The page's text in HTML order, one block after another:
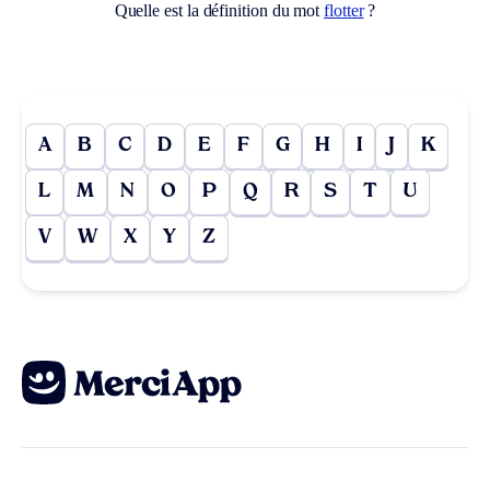
Quelle est la définition du motflotter?
A B C D E F G H I J K
L M N O P Q R S T U
V W X Y Z